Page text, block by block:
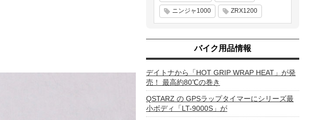
ニンジャ1000 ZRX1200
バイク用品情報
デイトナから「HOT GRIP WRAP HEAT」が発
売！ 最高約80℃の巻き
QSTARZ の GPSラップタイマーにシリーズ最
小ボディ「LT-9000S」が